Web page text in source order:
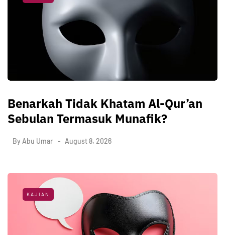
Benarkah Tidak Khatam Al-Qur’an
Sebulan Termasuk Munafik?
By Abu Umar August 8, 2026
KAJIAN